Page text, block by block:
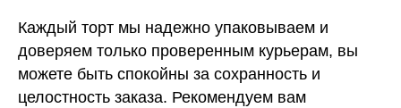
Каждый торт мы надежно упаковываем и
доверяем только проверенным курьерам, вы
можете быть спокойны за сохранность и
целостность заказа. Рекомендуем вам